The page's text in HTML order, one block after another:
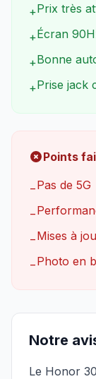
+Prix très
+Écran
+Bonne
+Prise jack
Points
−Pas de 5G
−
−Mises à
−Photo en
Notre
Le Honor